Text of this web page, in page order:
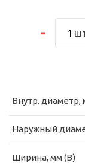
Внутр. диаметр,
Наружный
Ширина, мм (B)